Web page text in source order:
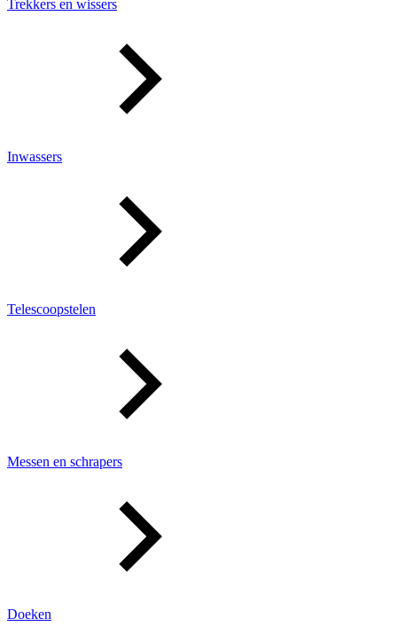
Trekkers en wissers
Inwassers
Telescoopstelen
Messen en schrapers
Doeken